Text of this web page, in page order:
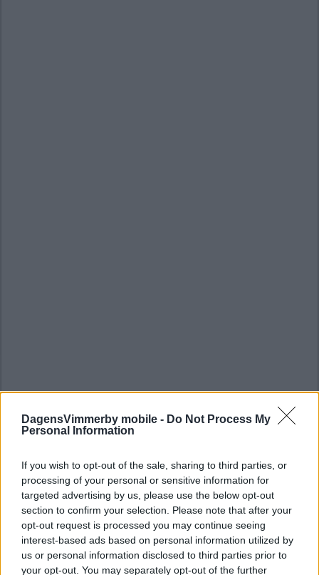
DagensVimmerby mobile - Do Not Process My
Personal Information
If you wish to opt-out of the sale, sharing to third parties, or
processing of your personal or sensitive information for
targeted advertising by us, please use the below opt-out
section to confirm your selection. Please note that after your
opt-out request is processed you may continue seeing
interest-based ads based on personal information utilized by
us or personal information disclosed to third parties prior to
your opt-out. You may separately opt-out of the further